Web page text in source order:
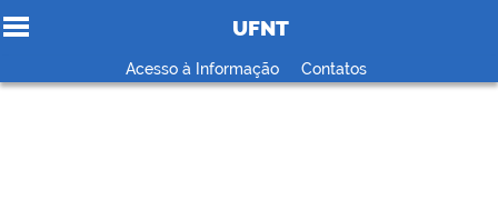
Ir para o conteúdo
UFNT
Acesso à Informação Contatos